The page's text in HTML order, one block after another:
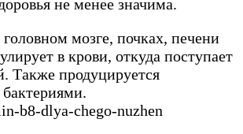
не менее значима.
головном мозге, почках, печени
в крови, откуда поступает
Также продуцируется